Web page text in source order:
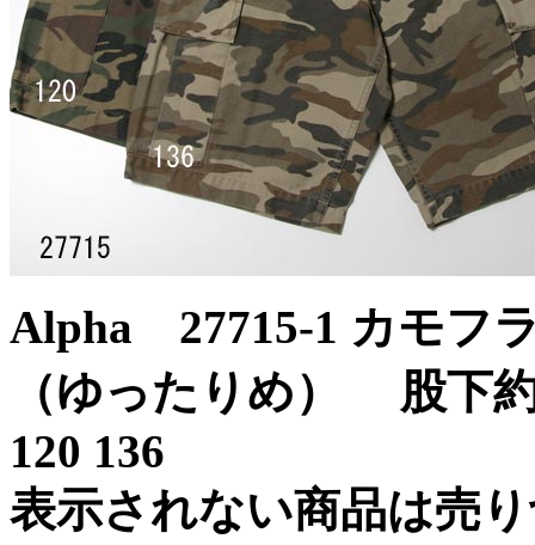
Alpha 27715-1 カモフ
（ゆったりめ） 股下
120 136
表示されない商品は売